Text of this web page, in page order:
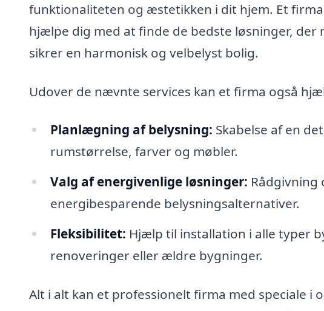
funktionaliteten og æstetikken i dit hjem. Et
hjælpe dig med at finde de bedste løsninger, der
sikrer en harmonisk og velbelyst bolig.
Udover de nævnte services kan et firma også
Planlægning af belysning: Skabelse af en
rumstørrelse, farver og møbler.
Valg af energivenlige løsninger:
energibesparende belysningsalternativer.
Fleksibilitet: Hjælp til installation i alle typer
renoveringer eller ældre bygninger.
Alt i alt kan et professionelt firma med speciale